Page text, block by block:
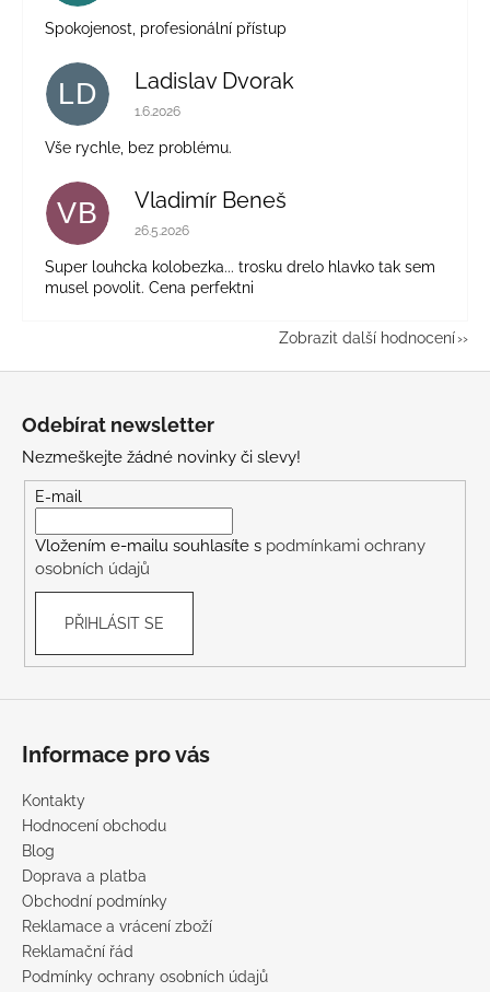
Spokojenost, profesionální přístup
LD Ladislav Dvorak
Hodnocení obchodu je 5 z 5 hvězdiček.
1.6.2026
Vše rychle, bez problému.
VB Vladimír Beneš
Hodnocení obchodu je 5 z 5 hvězdiček.
26.5.2026
Super louhcka kolobezka... trosku drelo hlavko tak sem
musel povolit. Cena perfektni
Zobrazit další hodnocení
Odebírat newsletter
Nezmeškejte žádné novinky či slevy!
E-mail
Vložením e-mailu souhlasíte s podmínkami ochrany
osobních údajů
PŘIHLÁSIT SE
Informace pro vás
Kontakty
Hodnocení obchodu
Blog
Doprava a platba
Obchodní podmínky
Reklamace a vrácení zboží
Reklamační řád
Podmínky ochrany osobních údajů